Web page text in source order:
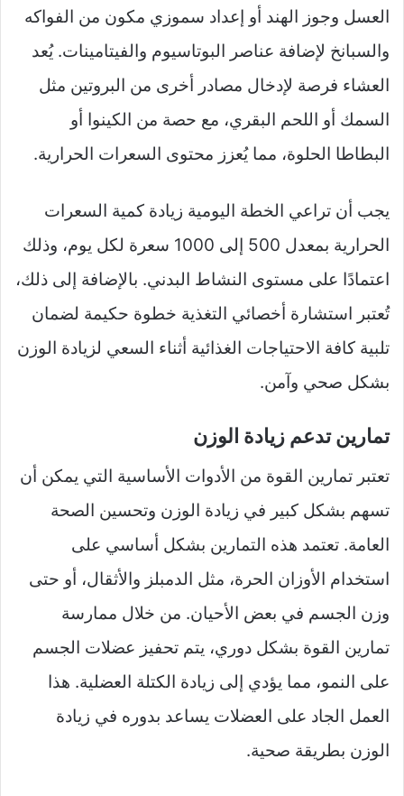
العسل وجوز الهند أو إعداد سموزي مكون من الفواكه
والسبانخ لإضافة عناصر البوتاسيوم والفيتامينات. يُعد
العشاء فرصة لإدخال مصادر أخرى من البروتين مثل
السمك أو اللحم البقري، مع حصة من الكينوا أو
البطاطا الحلوة، مما يُعزز محتوى السعرات الحرارية.
يجب أن تراعي الخطة اليومية زيادة كمية السعرات
الحرارية بمعدل 500 إلى 1000 سعرة لكل يوم، وذلك
اعتمادًا على مستوى النشاط البدني. بالإضافة إلى ذلك،
تُعتبر استشارة أخصائي التغذية خطوة حكيمة لضمان
تلبية كافة الاحتياجات الغذائية أثناء السعي لزيادة الوزن
بشكل صحي وآمن.
تمارين تدعم زيادة الوزن
تعتبر تمارين القوة من الأدوات الأساسية التي يمكن أن
تسهم بشكل كبير في زيادة الوزن وتحسين الصحة
العامة. تعتمد هذه التمارين بشكل أساسي على
استخدام الأوزان الحرة، مثل الدمبلز والأثقال، أو حتى
وزن الجسم في بعض الأحيان. من خلال ممارسة
تمارين القوة بشكل دوري، يتم تحفيز عضلات الجسم
على النمو، مما يؤدي إلى زيادة الكتلة العضلية. هذا
العمل الجاد على العضلات يساعد بدوره في زيادة
الوزن بطريقة صحية.